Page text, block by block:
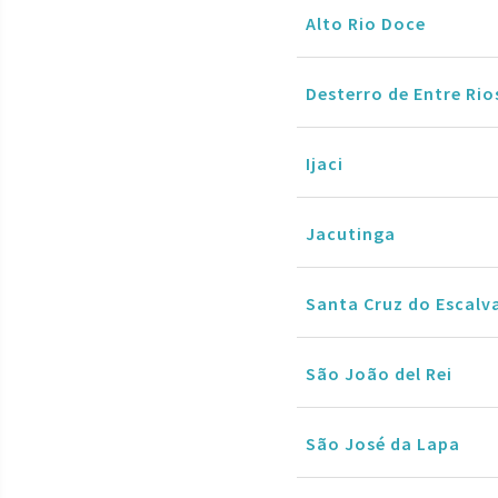
Alto Rio Doce
Desterro de Entre
Ijaci
Jacutinga
Santa Cruz do
São João del Rei
São José da Lapa